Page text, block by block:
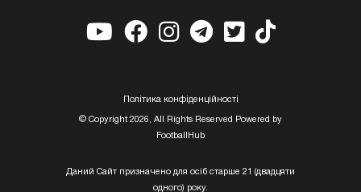
Полiтика конфiденцiйностi
© Copyright 2026, All Rights Reserved Powered by
FootballHub
Даний Сайт призначено для осіб старше 21 (двадцяти
одного) року.